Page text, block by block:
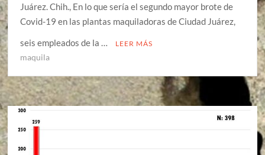
Juárez. Chih., En lo que sería el segundo mayor brote de
Covid-19 en las plantas maquiladoras de Ciudad Juárez,
seis empleados de la …
LEER MÁS
maquila